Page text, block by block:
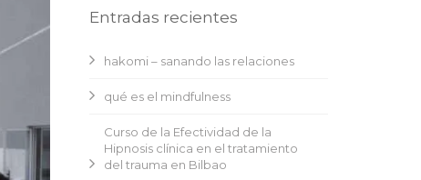
Entradas recientes
hakomi – sanando las relaciones
qué es el mindfulness
Curso de la Efectividad de la
Hipnosis clínica en el tratamiento
del trauma en Bilbao